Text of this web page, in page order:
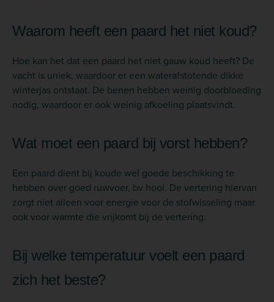
Waarom heeft een paard het niet koud?
Hoe kan het dat een paard het niet gauw koud heeft? De
vacht is uniek, waardoor er een waterafstotende dikke
winterjas ontstaat. De benen hebben weinig doorbloeding
nodig, waardoor er ook weinig afkoeling plaatsvindt.
Wat moet een paard bij vorst hebben?
Een paard dient bij koude wel goede beschikking te
hebben over goed ruwvoer, bv hooi. De vertering hiervan
zorgt niet alleen voor energie voor de stofwisseling maar
ook voor warmte die vrijkomt bij de vertering.
Bij welke temperatuur voelt een paard
zich het beste?